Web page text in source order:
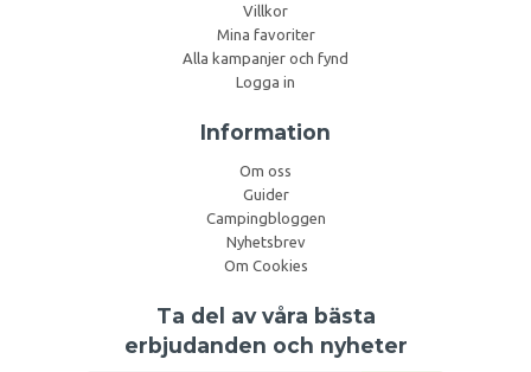
Villkor
Mina favoriter
Alla kampanjer och fynd
Logga in
Information
Om oss
Guider
Campingbloggen
Nyhetsbrev
Om Cookies
Ta del av våra bästa
erbjudanden och nyheter